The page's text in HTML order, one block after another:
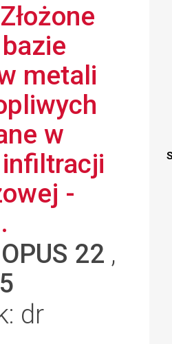
metali
w
-
OPUS 22 ,
dr